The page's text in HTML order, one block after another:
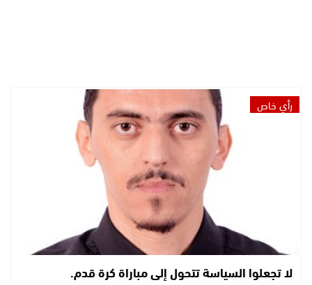
رأي خاص
لا تجعلوا السياسة تتحول إلى مباراة كرة قدم.